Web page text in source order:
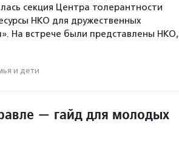
секция Центра толерантности
НКО для дружественных
На встрече были представлены НКО,
и дети
— гайд для молодых